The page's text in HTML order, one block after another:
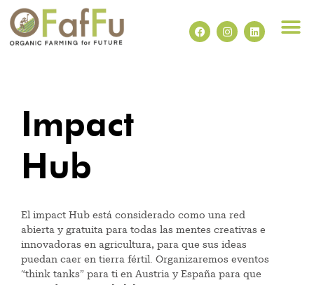
Impact
Hub
El impact Hub está considerado como una red
abierta y gratuita para todas las mentes creativas e
innovadoras en agricultura, para que sus ideas
puedan caer en tierra fértil. Organizaremos eventos
“think tanks” para ti en Austria y España para que